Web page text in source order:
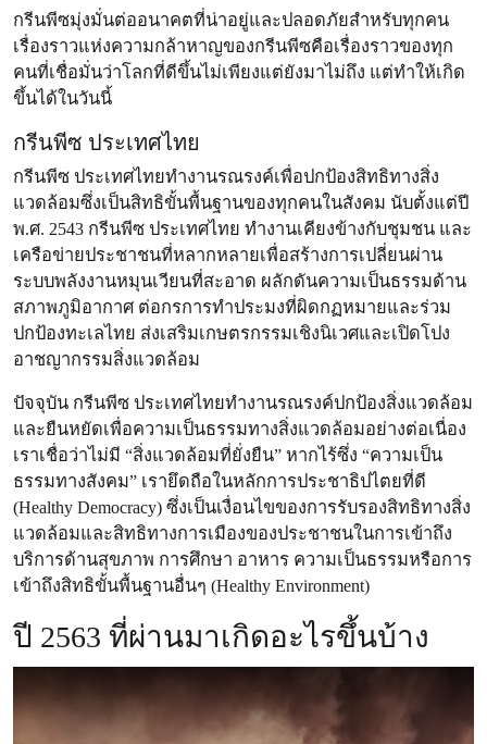
กรีนพีซมุ่งมั่นต่ออนาคตที่น่าอยู่และปลอดภัยสำหรับทุกคน
เรื่องราวแห่งความกล้าหาญของกรีนพีซคือเรื่องราวของทุก
คนที่เชื่อมั่นว่าโลกที่ดีขึ้นไม่เพียงแต่ยังมาไม่ถึง แต่ทำให้เกิด
ขึ้นได้ในวันนี้
กรีนพีซ ประเทศไทย
กรีนพีซ ประเทศไทยทำงานรณรงค์เพื่อปกป้องสิทธิทางสิ่ง
แวดล้อมซึ่งเป็นสิทธิขั้นพื้นฐานของทุกคนในสังคม นับตั้งแต่ปี
พ.ศ. 2543 กรีนพีซ ประเทศไทย ทำงานเคียงข้างกับชุมชน และ
เครือข่ายประชาชนที่หลากหลายเพื่อสร้างการเปลี่ยนผ่าน
ระบบพลังงานหมุนเวียนที่สะอาด ผลักดันความเป็นธรรมด้าน
สภาพภูมิอากาศ ต่อกรการทำประมงที่ผิดกฏหมายและร่วม
ปกป้องทะเลไทย ส่งเสริมเกษตรกรรมเชิงนิเวศและเปิดโปง
อาชญากรรมสิ่งแวดล้อม
ปัจจุบัน กรีนพีซ ประเทศไทยทำงานรณรงค์ปกป้องสิ่งแวดล้อม
และยืนหยัดเพื่อความเป็นธรรมทางสิ่งแวดล้อมอย่างต่อเนื่อง
เราเชื่อว่าไม่มี “สิ่งแวดล้อมที่ยั่งยืน” หากไร้ซึ่ง “ความเป็น
ธรรมทางสังคม” เรายึดถือในหลักการประชาธิปไตยที่ดี
(Healthy Democracy) ซึ่งเป็นเงื่อนไขของการรับรองสิทธิทางสิ่ง
แวดล้อมและสิทธิทางการเมืองของประชาชนในการเข้าถึง
บริการด้านสุขภาพ การศึกษา อาหาร ความเป็นธรรมหรือการ
เข้าถึงสิทธิขั้นพื้นฐานอื่นๆ (Healthy Environment)
ปี 2563 ที่ผ่านมาเกิดอะไรขึ้นบ้าง